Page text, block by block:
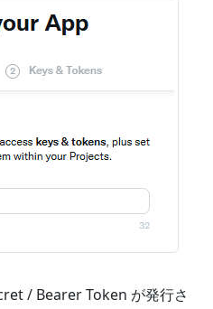
/ Bearer Token が発行さ